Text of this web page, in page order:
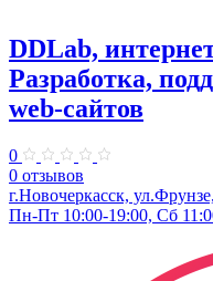
DDLab,
Разработка,
web-сайтов
0
0 отзывов
г.Новочеркасск,
Пн-Пт 10:00-19:00, Сб